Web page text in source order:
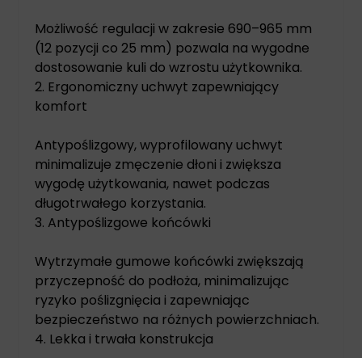
Możliwość regulacji w zakresie 690–965 mm
(12 pozycji co 25 mm) pozwala na wygodne
dostosowanie kuli do wzrostu użytkownika.
2. Ergonomiczny uchwyt zapewniający
komfort
Antypoślizgowy, wyprofilowany uchwyt
minimalizuje zmęczenie dłoni i zwiększa
wygodę użytkowania, nawet podczas
długotrwałego korzystania.
3. Antypoślizgowe końcówki
Wytrzymałe gumowe końcówki zwiększają
przyczepność do podłoża, minimalizując
ryzyko poślizgnięcia i zapewniając
bezpieczeństwo na różnych powierzchniach.
4. Lekka i trwała konstrukcja